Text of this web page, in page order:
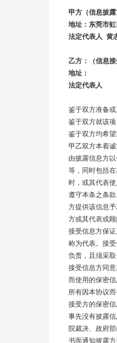
甲方（信息披
地址：东莞市
法定
乙方：（信息接
地址：
法定代表人
鉴于双方准备
鉴于双方就该
鉴于双方均希
甲乙双方本着
由披露信息方
等，同时包括
时，或其代表
遵守本条之条
方提供该信息
方或其代表或
接受信息方保
称为代表。接
负责，且须采
接受信息方同
而使用的保密信
所有因本协议
接受方的保密
事先没有披露
院裁决、政府
书面通知披露